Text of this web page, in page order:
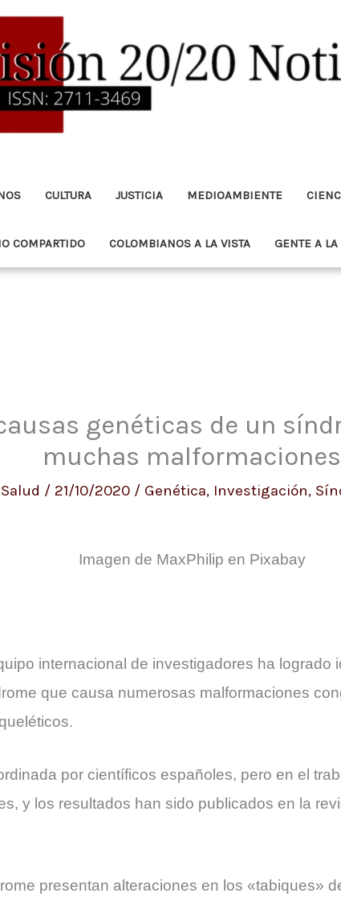
CULTURA JUSTICIA MEDIOAMBIENTE
COMPARTIDO COLOMBIANOS A LA VISTA GENTE A LA
genéticas de un
muchas malformaciones
Salud / 21/10/2020 / Genética, Investigación,
Imagen de MaxPhilip en Pixabay
internacional de investigadores ha logrado
que causa numerosas malformaciones
por científicos españoles, pero en el
y los resultados han sido publicados en la
presentan alteraciones en los «tabiques»